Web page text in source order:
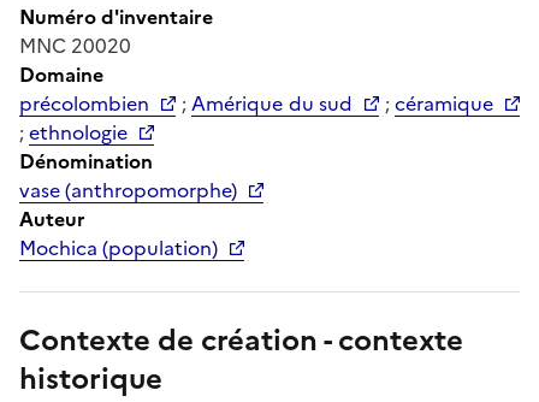
Numéro d'inventaire
MNC 20020
Domaine
précolombien
;Amérique du sud ;céramique
;ethnologie
Dénomination
vase (anthropomorphe)
Auteur
Mochica (population)
Contexte de création - contexte
historique